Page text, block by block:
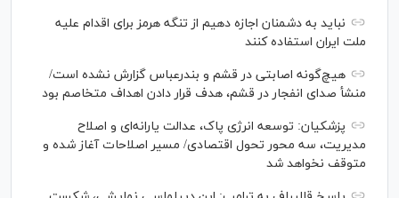
نباید به دشمنان اجازه دهیم از تنگه هرمز برای اقدام علیه
ملت ایران استفاده کنند
هیچ‌گونه اصابتی در قشم و بندرعباس گزارش نشده است/
منشأ صدای انفجار در قشم، هدف قرار دادن اهداف متخاصم بود
پزشکیان: توسعه انرژی پاک، عدالت یارانه‌ای و اصلاح
مدیریت، سه محور تحول اقتصادی/ مسیر اصلاحات آغاز شده و
متوقف نخواهد شد